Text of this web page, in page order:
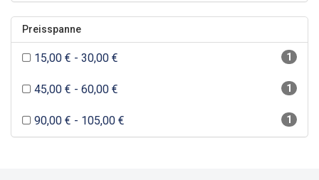
Preisspanne
1
15,00 € - 30,00 €
1
45,00 € - 60,00 €
1
90,00 € - 105,00 €